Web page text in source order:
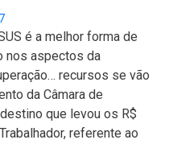
é a melhor forma de
nos aspectos da
recursos se vão
da Câmara de
que levou os R$
referente ao